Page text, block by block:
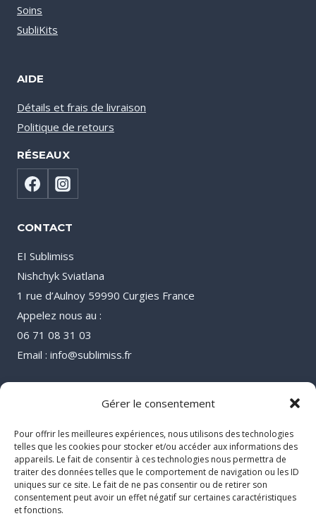
Gérer le consentement
Pour offrir les meilleures expériences, nous utilisons des technologies
telles que les cookies pour stocker et/ou accéder aux informations des
appareils. Le fait de consentir à ces technologies nous permettra de
traiter des données telles que le comportement de navigation ou les ID
uniques sur ce site. Le fait de ne pas consentir ou de retirer son
consentement peut avoir un effet négatif sur certaines caractéristiques
et fonctions.
Soins
SubliKits
AIDE
Détails et frais de livraison
Politique de retours
RÉSEAUX
CONTACT
EI Sublimiss
Nishchyk Sviatlana
1 rue d’Aulnoy 59990 Curgies France
Appelez nous au :
06 71 08 31 03
Email : info@sublimiss.fr